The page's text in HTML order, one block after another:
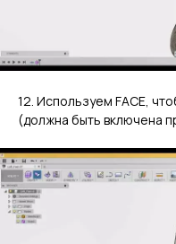
12. Используем FACE,
(должна быть включена